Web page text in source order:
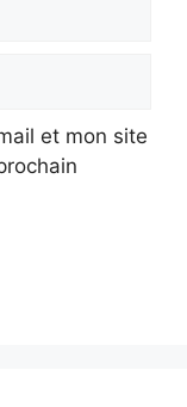
et mon site